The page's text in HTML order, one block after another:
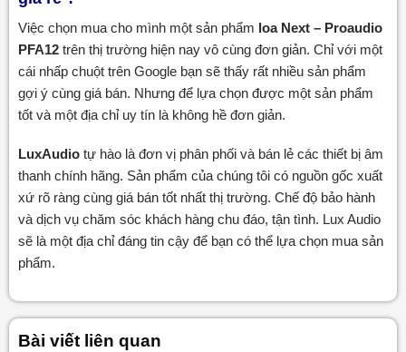
Việc chọn mua cho mình một sản phẩm loa Next – Proaudio
PFA12 trên thị trường hiện nay vô cùng đơn giản. Chỉ với một
cái nhấp chuột trên Google bạn sẽ thấy rất nhiều sản phẩm
gợi ý cùng giá bán. Nhưng để lựa chọn được một sản phẩm
tốt và một địa chỉ uy tín là không hề đơn giản.
LuxAudiotự hào là đơn vị phân phối và bán lẻ các thiết bị âm
thanh chính hãng. Sản phẩm của chúng tôi có nguồn gốc xuất
xứ rõ ràng cùng giá bán tốt nhất thị trường. Chế độ bảo hành
và dịch vụ chăm sóc khách hàng chu đáo, tận tình. Lux Audio
sẽ là một địa chỉ đáng tin cậy để bạn có thể lựa chọn mua sản
phẩm.
Bài viết liên quan